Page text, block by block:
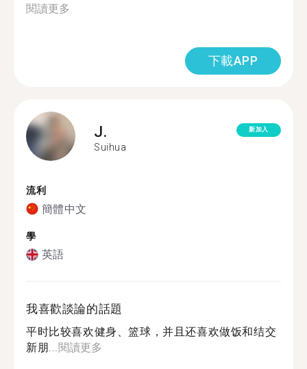
閱讀更多
下載APP
J.
Suihua
新加入
流利
簡體中文
學
英語
我喜歡談論的話題
平时比较喜欢健身、篮球，并且还喜欢做饭和结交
新朋...閱讀更多